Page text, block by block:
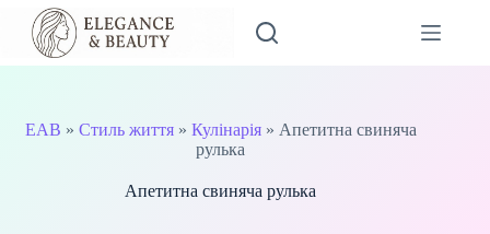
Перейти
вмісту
EAB » Стиль життя» Кулінарія» Апетитна свиняча
рулька
Апетитна свиняча рулька